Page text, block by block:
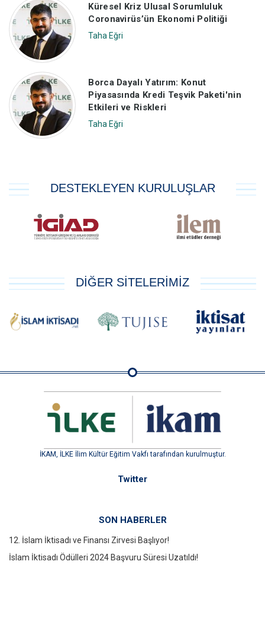
Küresel Kriz Ulusal Sorumluluk
Coronavirüs’ün Ekonomi Politiği
Taha Eğri
Borca Dayalı Yatırım: Konut
Piyasasında Kredi Teşvik Paketi'nin
Etkileri ve Riskleri
Taha Eğri
DESTEKLEYEN KURULUŞLAR
DİĞER SİTELERİMİZ
İKAM, İLKE İlim Kültür Eğitim Vakfı tarafından kurulmuştur.
Twitter
SON HABERLER
12. İslam İktisadı ve Finansı Zirvesi Başlıyor!
İslam İktisadı Ödülleri 2024 Başvuru Süresi Uzatıldı!